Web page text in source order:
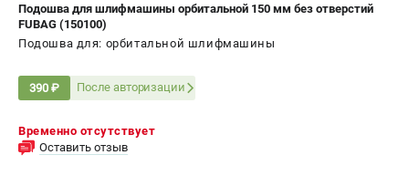
проспект Александровской Фермы, 29АЛ
8 (812) 317-60-57
пн-пт - с 9:00 до 18:00
сб - с 10:00 до 16:00
ЗАКАЗ ЗАПЧАСТЕЙ
+7 (8112) 59-10-67
Подошва для шлифмашины орбитальной 150 мм без отверстий
FUBAG (150100)
Подошва для: орбитальной шлифмашины
390 ₽ После авторизации
Временно отсутствует
Оставить отзыв